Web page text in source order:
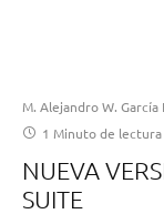
M. Alejandro W. García
1 Minuto de lectura
NUEVA
SUITE